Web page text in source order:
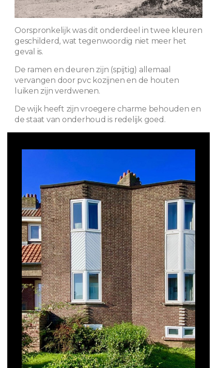
Oorspronkelijk was dit onderdeel in twee kleuren
geschilderd, wat tegenwoordig niet meer het
geval is.
De ramen en deuren zijn (spijtig) allemaal
vervangen door pvc kozijnen en de houten
luiken zijn verdwenen.
De wijk heeft zijn vroegere charme behouden en
de staat van onderhoud is redelijk goed.